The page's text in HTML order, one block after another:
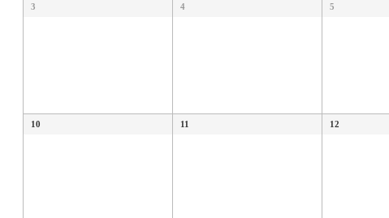
3 4 5
10 11 12